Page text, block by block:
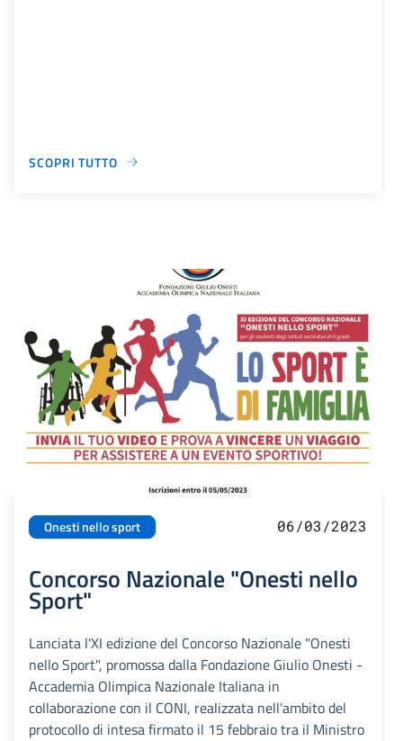
SCOPRI TUTTO
Onesti nello sport 06/03/2023
Concorso Nazionale "Onesti nello
Sport"
Lanciata l'XI edizione del Concorso Nazionale "Onesti
nello Sport", promossa dalla Fondazione Giulio Onesti -
Accademia Olimpica Nazionale Italiana in
collaborazione con il CONI, realizzata nell’ambito del
protocollo di intesa firmato il 15 febbraio tra il Ministro